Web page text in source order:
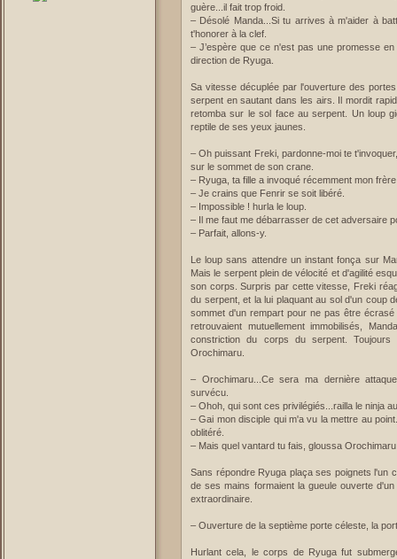
guère...il fait trop froid.
– Désolé Manda...Si tu arrives à m'aider à
t'honorer à la clef.
– J’espère que ce n'est pas une promesse
direction de Ryuga.
Sa vitesse décuplée par l'ouverture des
serpent en sautant dans les airs. Il mordit
retomba sur le sol face au serpent. Un loup
reptile de ses yeux jaunes.
– Oh puissant Freki, pardonne-moi te
sur le sommet de son crane.
– Ryuga, ta fille a invoqué récemment mon
– Je crains que Fenrir se soit libéré.
– Impossible ! hurla le loup.
– Il me faut me débarrasser de cet adversaire
– Parfait, allons-y.
Le loup sans attendre un instant fonça sur
Mais le serpent plein de vélocité et d'agilité
son corps. Surpris par cette vitesse, Freki
du serpent, et la lui plaquant au sol d'un coup
sommet d'un rempart pour ne pas être
retrouvaient mutuellement immobilisés,
constriction du corps du serpent.
Orochimaru.
– Orochimaru...Ce sera ma dernière
survécu.
– Ohoh, qui sont ces privilégiés...railla le ninja
– Gai mon disciple qui m'a vu la mettre au
oblitéré.
– Mais quel vantard tu fais, gloussa
Sans répondre Ryuga plaça ses poignets l'un
de ses mains formaient la gueule ouverte
extraordinaire.
– Ouverture de la septième porte céleste, la
Hurlant cela, le corps de Ryuga fut